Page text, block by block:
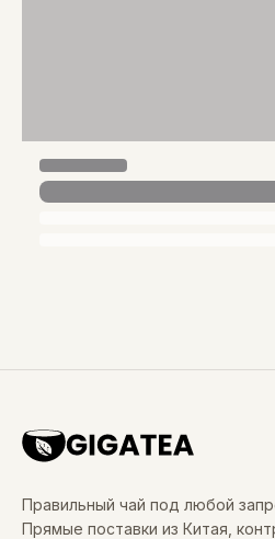
Правильный чай под любой
Прямые поставки из Китая,